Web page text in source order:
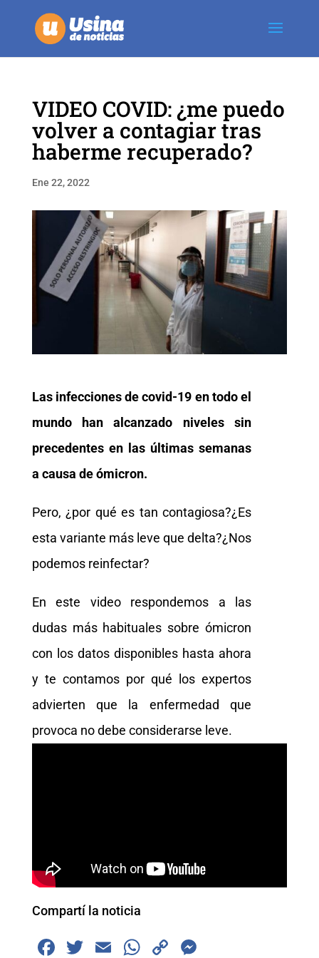
VIDEO COVID: ¿me puedo
volver a contagiar tras
haberme recuperado?
Ene 22, 2022
Las infecciones de covid-19 en todo el
mundo han alcanzado niveles sin
precedentes en las últimas semanas
a causa de ómicron.
Pero, ¿por qué es tan contagiosa?¿Es
esta variante más leve que delta?¿Nos
podemos reinfectar?
En este video respondemos a las
dudas más habituales sobre ómicron
con los datos disponibles hasta ahora
y te contamos por qué los expertos
advierten que la enfermedad que
provoca no debe considerarse leve.
Compartí la noticia
F
T
E
W
C